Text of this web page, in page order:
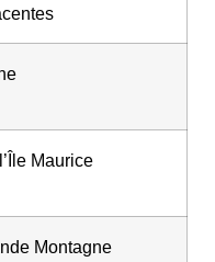
Maurice
Montagne